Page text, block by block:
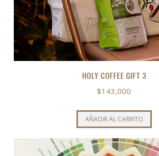
HOLY COFFEE GIFT 3
$143,000
AÑADIR AL CARRITO